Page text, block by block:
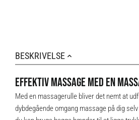
BESKRIVELSE
EFFEKTIV MASSAGE MED EN
Med en massagerulle bliver det nemt at
dybdegående omgang massage på dig